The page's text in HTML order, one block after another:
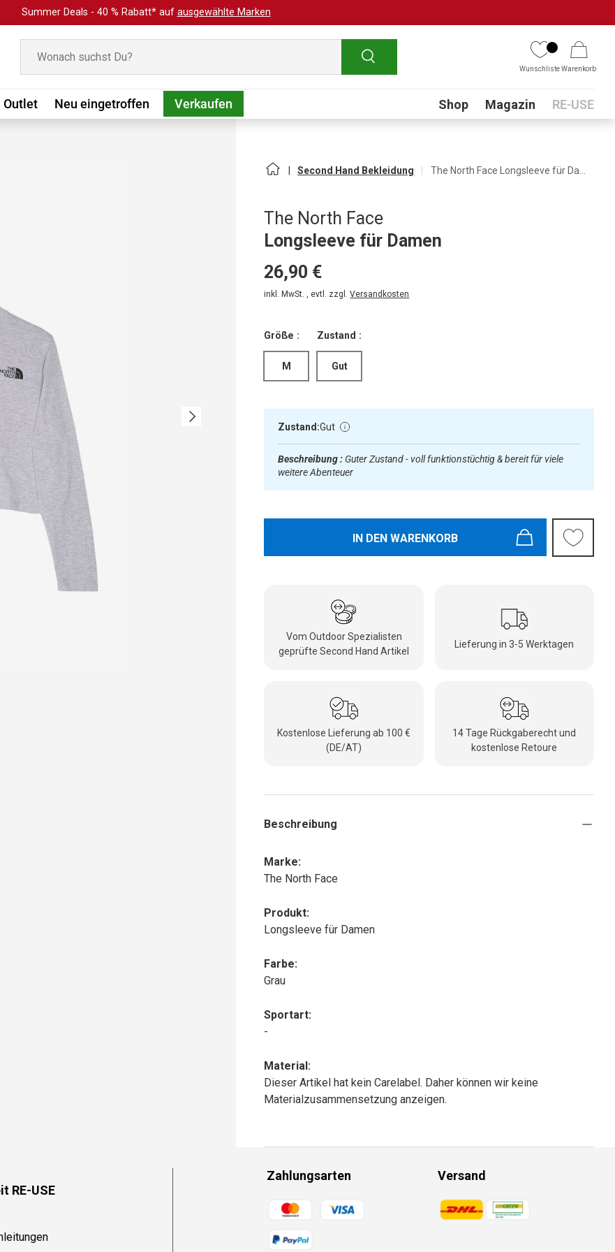
Summer Deals - 40 % Rabatt* auf ausgewählte Marken
Suchen
WunschlisteWarenkorb
Outlet Neu eingetroffen Verkaufen Submenu
Shop Magazin RE-USE
Nächste
Second Hand Bekleidung
The North Face
Longsleeve für Damen
26,90 €
inkl. MwSt. , evtl. zzgl.Versandkosten
Größe :
M
Zustand :
Gut
Zustand:Gut
Beschreibung : Guter Zustand - voll funktionstüchtig & bereit für viele
weitere Abenteuer
IN DEN WARENKORB
Vom Outdoor Spezialisten
geprüfte Second Hand Artikel
Lieferung in 3-5 Werktagen
Kostenlose Lieferung ab 100 €
(DE/AT)
14 Tage Rückgaberecht und
kostenlose Retoure
Beschreibung
Marke:
The North Face
Produkt:
Longsleeve für Damen
Farbe:
Grau
Sportart:
-
Material:
Dieser Artikel hat kein Carelabel. Daher können wir keine
Materialzusammensetzung anzeigen.
RE-USE
Zahlungsarten
Zahlungsmethoden
Versand
Zahlungsmethoden